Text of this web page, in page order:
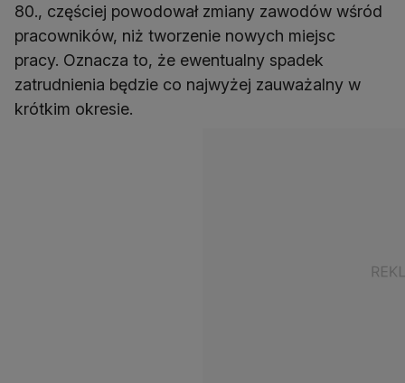
80., częściej powodował zmiany zawodów wśród
pracowników, niż tworzenie nowych miejsc
pracy. Oznacza to, że ewentualny spadek
zatrudnienia będzie co najwyżej zauważalny w
krótkim okresie.